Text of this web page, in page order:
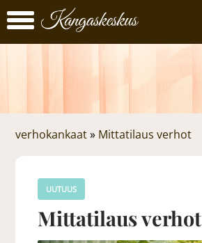
verhokankaat » Mittatilaus verhot
UUTUUS
Mittatilaus verhot